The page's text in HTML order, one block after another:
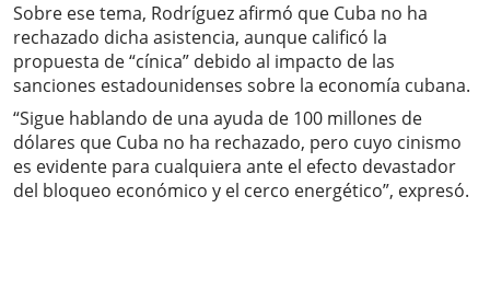
Sobre ese tema, Rodríguez afirmó que Cuba no ha
rechazado dicha asistencia, aunque calificó la
propuesta de “cínica” debido al impacto de las
sanciones estadounidenses sobre la economía cubana.
“Sigue hablando de una ayuda de 100 millones de
dólares que Cuba no ha rechazado, pero cuyo cinismo
es evidente para cualquiera ante el efecto devastador
del bloqueo económico y el cerco energético”, expresó.